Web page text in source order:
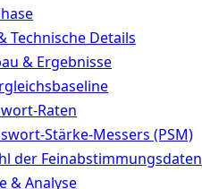
Technische Details
& Ergebnisse
Raten
Stärke-Messers (PSM)
der Feinabstimmungsdaten
& Analyse